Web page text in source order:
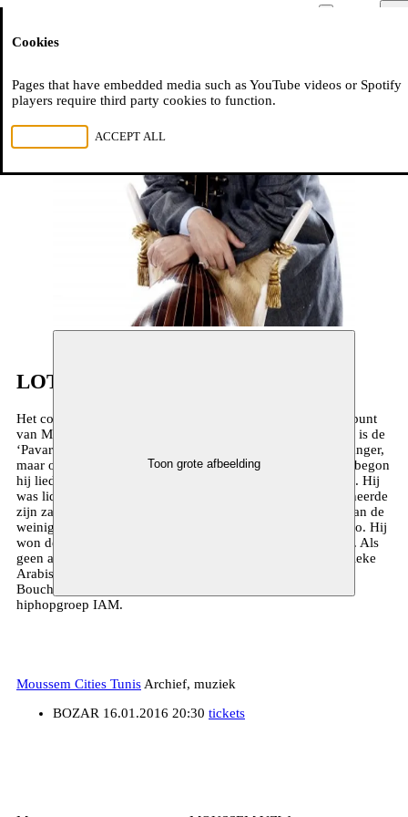
Toon grote afbeelding
LOTFI BOUCHNAK
Het concert van Lotfi Bouchnak vormt het absolute hoogtepunt
van MOUSSEM CITIES @ TUNIS-festival. Lotfi Bouchnak is de
‘Pavarotti’ van Tunesië. Hij is niet alleen een begenadigd zanger,
maar ook een uitstekend oedspeler en componist. Al vroeg begon
hij liedjes van de Egyptische diva Oum Kalthoum te zingen. Hij
was lid van de Tunesische ‘Jeugd & Muziek’ en perfectionneerde
zijn zangtechniek bij de zanger Ali Sriti. Bouchnak is een van de
weinige artiesten die geregeld optreedt in de opera van Caïro. Hij
won de Best Arab Singer Award in Washington DC in 1997. Als
geen ander beheerst hij een repertoire dat gaat van de klassieke
Arabische muziek tot het rapgenre. Daarnaast componeert
Bouchnak onder meer voor Khaled (Aïcha) en de Franse
hiphopgroep IAM.
Moussem Cities Tunis Archief, muziek
BOZAR 16.01.2016 20:30 tickets
Cookies
Pages that have embedded media such as YouTube videos or Spotify
players require third party cookies to function.
ACCEPT ALL